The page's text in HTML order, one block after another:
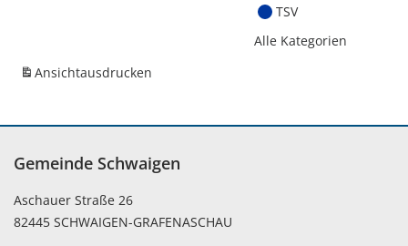
TSV
Alle Kategorien
Ansichtausdrucken
Gemeinde Schwaigen
Aschauer Straße 26
82445 SCHWAIGEN-GRAFENASCHAU